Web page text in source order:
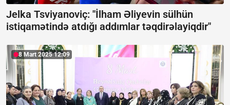
Jelka Tsviyanoviç: "İlham Əliyevin sülhün
istiqamətində atdığı addımlar təqdirəlayiqdir"
8 Mart 2025 12:09